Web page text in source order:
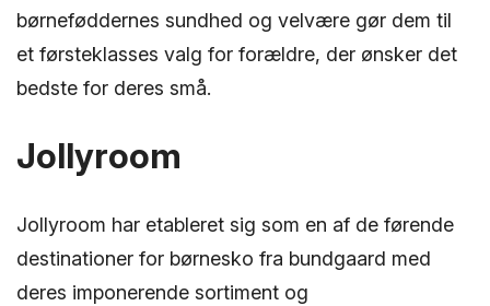
børneføddernes sundhed og velvære gør dem til
et førsteklasses valg for forældre, der ønsker det
bedste for deres små.
Jollyroom
Jollyroom har etableret sig som en af de førende
destinationer for børnesko fra bundgaard med
deres imponerende sortiment og